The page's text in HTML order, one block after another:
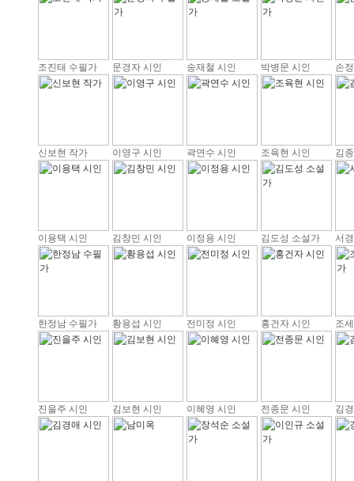
조진태 수필가 문경자 시인 송재철 시인 박병문 시인 손
신보현 작가 이영구 시인 곽연수 시인 조육현 시인 김
이용택 시인 김창민 시인 이정용 시인 김도성 소설가 서
한정남 수필가 황용섭 시인 전미정 시인 홍건자 시인 조
진을주 시인 김보현 시인 이혜영 시인 전종문 시인 김